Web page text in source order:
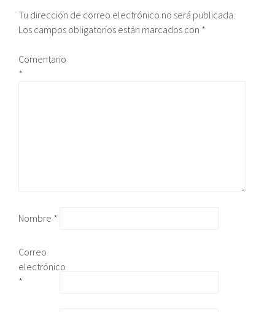
Tu dirección de correo electrónico no será publicada.
Los campos obligatorios están marcados con *
Comentario
*
Nombre *
Correo
electrónico
*